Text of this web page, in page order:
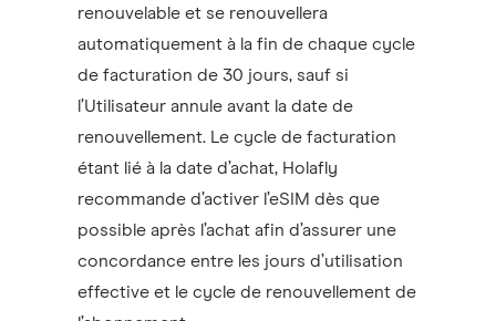
renouvelable et se renouvellera
automatiquement à la fin de chaque cycle
de facturation de 30 jours, sauf si
l’Utilisateur annule avant la date de
renouvellement. Le cycle de facturation
étant lié à la date d’achat, Holafly
recommande d’activer l’eSIM dès que
possible après l’achat afin d’assurer une
concordance entre les jours d’utilisation
effective et le cycle de renouvellement de